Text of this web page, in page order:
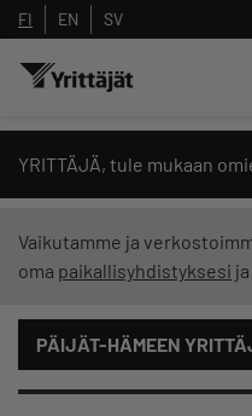
FI EN SV
YRITTÄJÄ, tule mukaan
Vaikutamme ja
oma paikallisyhdistyksesi ja
PÄIJÄT-HÄMEEN
Hae sivustolta tai
Yrittäjien
Suodata hakutuloksia: